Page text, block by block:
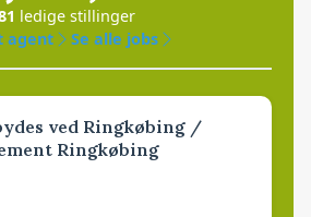
ledige stillinger
agent
Se alle jobs
ved Ringkøbing /
Ringkøbing